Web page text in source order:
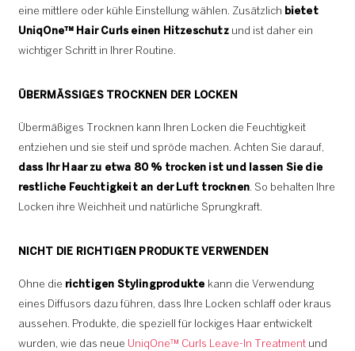
eine mittlere oder kühle Einstellung wählen. Zusätzlich bietet
UniqOne™ Hair Curls einen Hitzeschutzund ist daher ein
wichtiger Schritt in Ihrer Routine.
ÜBERMÄSSIGES TROCKNEN DER LOCKEN
Übermäßiges Trocknen kann Ihren Locken die Feuchtigkeit
entziehen und sie steif und spröde machen. Achten Sie darauf,
dass Ihr Haar zu etwa 80 % trocken ist und lassen Sie die
restliche Feuchtigkeit an der Luft trocknen. So behalten Ihre
Locken ihre Weichheit und natürliche Sprungkraft.
NICHT DIE RICHTIGEN PRODUKTE VERWENDEN
Ohne die richtigen Stylingprodukte kann die Verwendung
eines Diffusors dazu führen, dass Ihre Locken schlaff oder kraus
aussehen. Produkte, die speziell für lockiges Haar entwickelt
wurden, wie das neue UniqOne™ Curls Leave-In Treatment und